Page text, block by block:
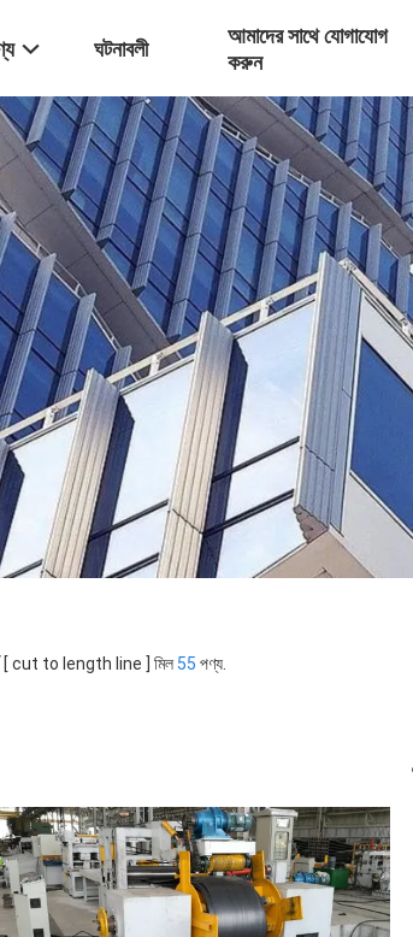
ঘটনাবলী
আমাদের সাথে যোগাযোগ
করুন
[ cut to length line ] মিল 55 পণ্য.